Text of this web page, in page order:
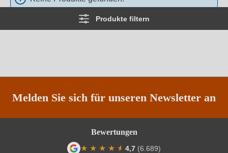
Produkte filtern
Melden Sie sich für unseren Newsletter an
Bewertungen
★ ★ ★ ★ ★
★ 4,7 (6.689)